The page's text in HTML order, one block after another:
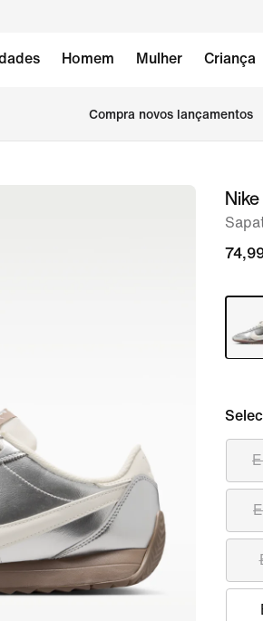
Homem Mulher Criança
Compra novos lançamentos
imagem